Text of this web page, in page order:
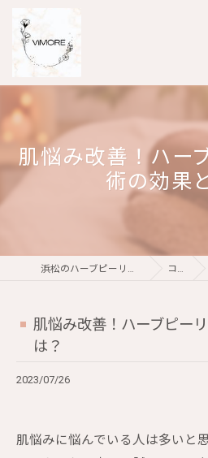
肌悩み改善！ハー
術の効果
浜松のハーブピーリングならViMORE コラム
肌悩み改善！ハーブピー
は？
2023/07/26
肌悩みに悩んでいる人は多いと